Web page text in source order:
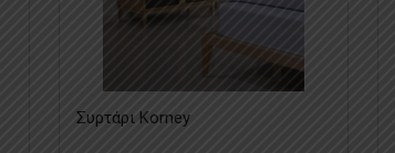
Συρτάρι Korney